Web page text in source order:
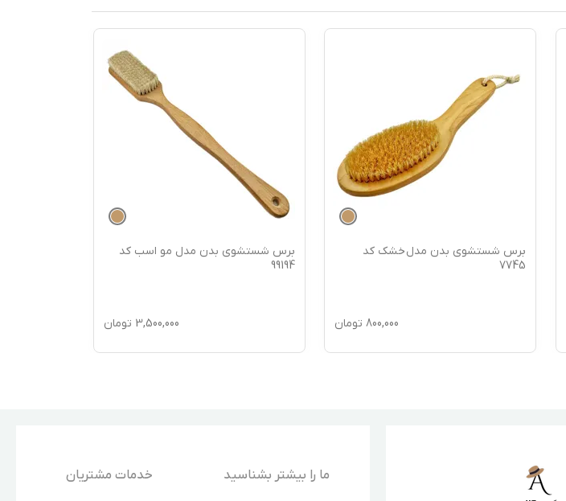
برس شستشوی بدن مدل خشک کد
7745
800,000 تومان
برس شستشوی بدن مدل مو اسب کد
99194
3,500,000 تومان
ما را بیشتر بشناسید خدمات مشتریان